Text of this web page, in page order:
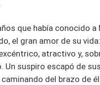
que había conocido a
el gran amor de su
atractivo y,
Un suspiro escapó de
del brazo de